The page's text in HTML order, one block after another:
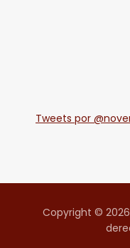
Tweets por
Copyright © 2026